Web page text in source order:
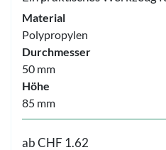
Material
Polypropylen
Durchmesser
50 mm
Höhe
85 mm
abCHF 1.62